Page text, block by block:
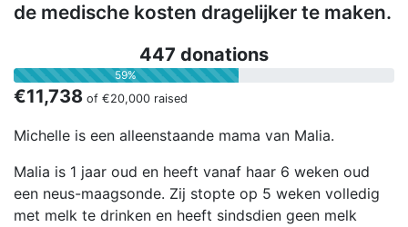
de medische kosten dragelijker te maken.
447 donations
59%
€11,738 of €20,000 raised
Michelle is een alleenstaande mama van Malia.
Malia is 1 jaar oud en heeft vanaf haar 6 weken oud
een neus-maagsonde. Zij stopte op 5 weken volledig
met melk te drinken en heeft sindsdien geen melk